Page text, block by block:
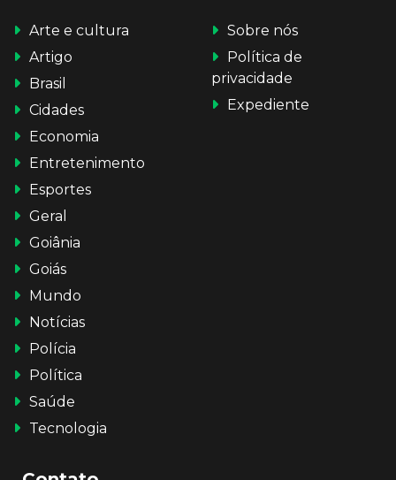
Arte e cultura
Artigo
Brasil
Cidades
Economia
Entretenimento
Esportes
Geral
Goiânia
Goiás
Mundo
Notícias
Polícia
Política
Saúde
Tecnologia
Sobre nós
Política de
privacidade
Expediente